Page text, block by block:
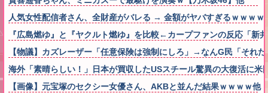
人気女性配信者さん、全財産がバレる → 金額がヤバすぎるｗｗｗｗ
『広島燃ゆ』と『ヤクルト燃ゆ』を比較←カープファンの反応「新
【物議】カズレーザー「任意保険は強制にしろ」→なんG民「それ
海外「素晴らしい！」日本が買収したUSスチール驚異の大復活に米
【画像】元宝塚のセクシー女優さん、AKBと並んだ結果ｗｗｗｗ他